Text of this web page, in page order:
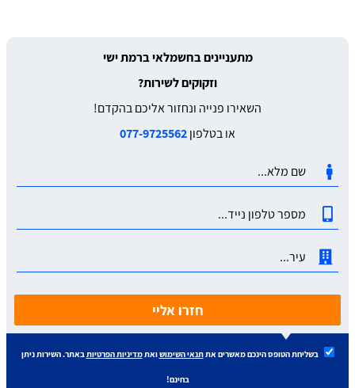
מתעניינים בחשמלאי ברמת ישי
וזקוקים לשירות?
השאירו פנייה ונחזור אליכם בהקדם!
או בטלפון077-9725562
חזרו אליי
בשליחת הטופס הינכם מאשרים אתתנאי השימושואתמדיניות הפרטיותבאתר. השירות ניתן
בחינם!